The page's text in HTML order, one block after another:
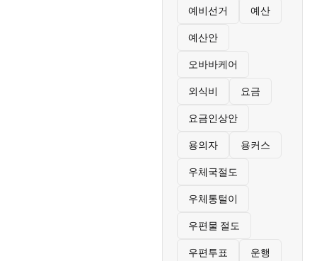
예비선거 예산
예산안
오바바케어
외식비 요금
요금인상안
용의자 용커스
우체국절도
우체통털이
우편물 절도
우편투표 운행